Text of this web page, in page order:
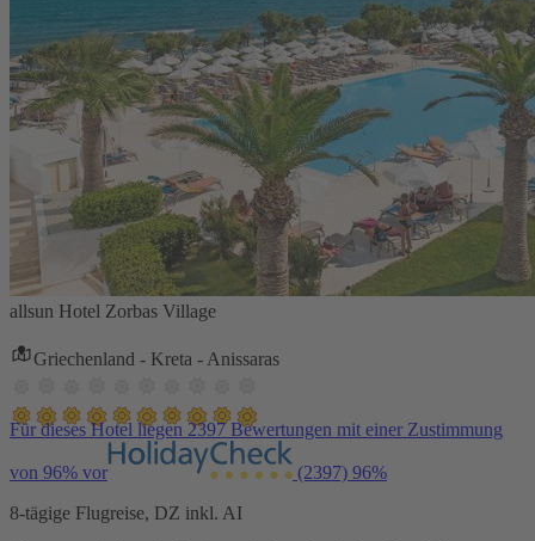
allsun Hotel Zorbas Village
Griechenland - Kreta - Anissaras
Für dieses Hotel liegen 2397 Bewertungen mit einer Zustimmung
von 96% vor (2397) 96%
8-tägige Flugreise, DZ inkl. AI